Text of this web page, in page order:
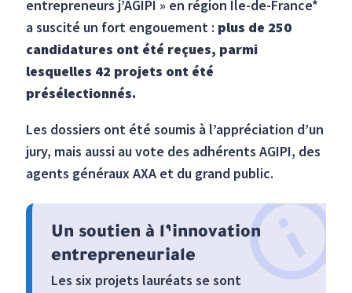
entrepreneurs j’AGIPI » en région Île-de-France*
a suscité un fort engouement : plus de 250
candidatures ont été reçues, parmi
lesquelles 42 projets ont été
présélectionnés.
Les dossiers ont été soumis à l’appréciation d’un
jury, mais aussi au vote des adhérents AGIPI, des
agents généraux AXA et du grand public.
Un soutien à l’innovation
entrepreneuriale
Les six projets lauréats se sont